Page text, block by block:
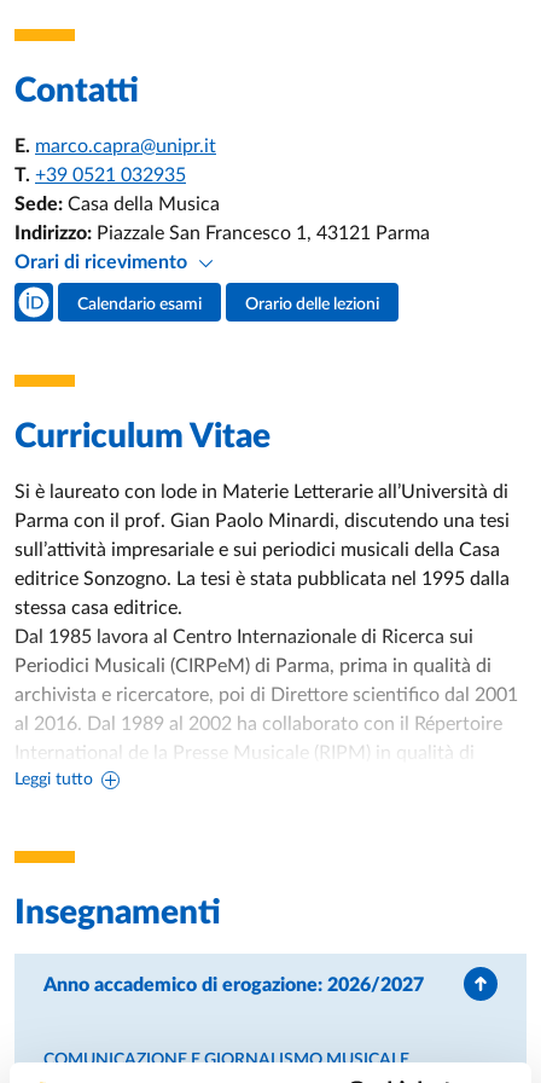
Contatti
E. marco.capra@unipr.it
T. +39 0521 032935
Sede: Casa della Musica
Indirizzo: Piazzale San Francesco 1, 43121 Parma
Orari di ricevimento
Social del docente
Calendario esami Orario delle lezioni
Curriculum Vitae
Leggi tutto
Si è laureato con lode in Materie Letterarie all’Università di
Parma con il prof. Gian Paolo Minardi, discutendo una tesi
sull’attività impresariale e sui periodici musicali della Casa
editrice Sonzogno. La tesi è stata pubblicata nel 1995 dalla
stessa casa editrice.
Dal 1985 lavora al Centro Internazionale di Ricerca sui
Periodici Musicali (CIRPeM) di Parma, prima in qualità di
archivista e ricercatore, poi di Direttore scientifico dal 2001
al 2016. Dal 1989 al 2002 ha collaborato con il Répertoire
International de la Presse Musicale (RIPM) in qualità di
autore e di co-editor dei volumi dedicati a periodici italiani.
responsabile del “Coordinamento generale delle attività
editoriali”.
Nel 2002 è risultato vincitore del concorso per professore
associato del settore scientifico-disciplinare “Storia della
musica e Musicologia”. Attualmente è titolare degli
Insegnamenti
Anno accademico di erogazione: 2026/2027
COMUNICAZIONE E GIORNALISMO MUSICALE